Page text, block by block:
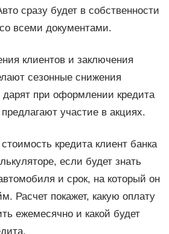
сразу будет в собственности
всеми документами.
клиентов и заключения
сезонные снижения
дарят при оформлении кредита
участие в акциях.
кредита клиент банка
если будет знать
и срок, на который он
Расчет покажет, какую оплату
ежемесячно и какой будет